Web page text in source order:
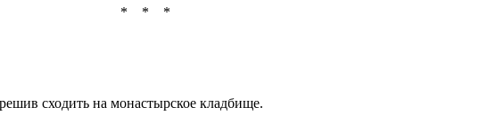
* * *
сходить на монастырское кладбище.